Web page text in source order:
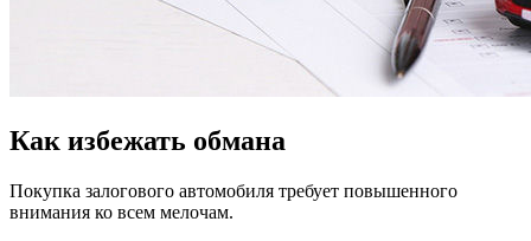
Как избежать обмана
Покупка залогового автомобиля требует повышенного
внимания ко всем мелочам.